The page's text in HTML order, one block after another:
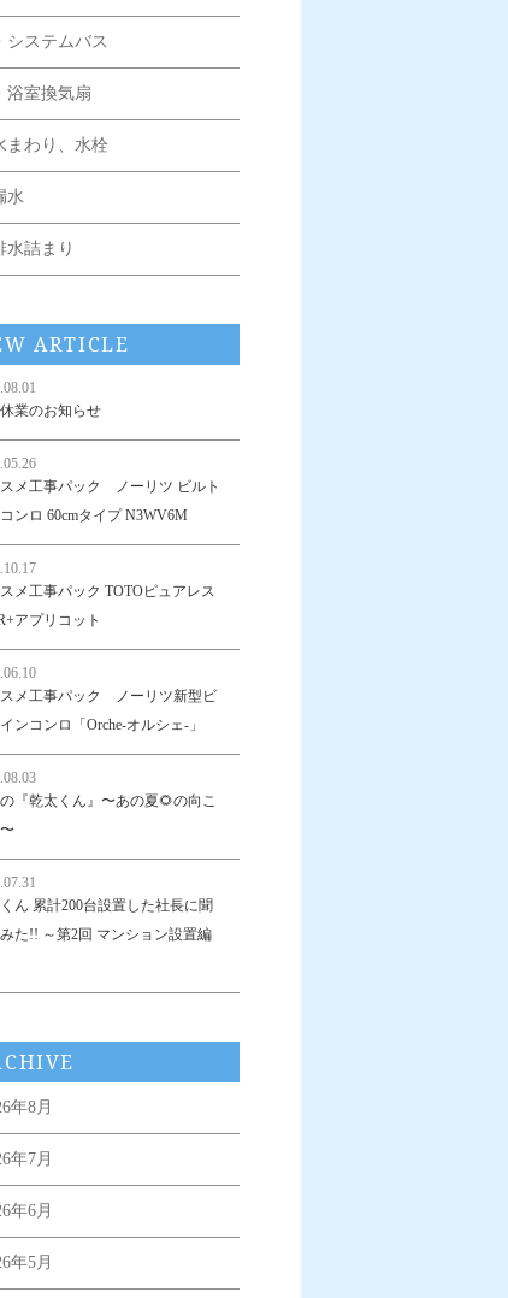
ステムバス
室換気扇
まわり、水栓
水
水詰まり
ARTICLE
業のお知らせ
メ工事パック ノーリツ ビルト
ンロ 60cmタイプ N3WV6M
メ工事パック TOTOピュアレス
アプリコット
メ工事パック ノーリツ新型ビ
ンコンロ「Orche-オルシェ-」
『乾太くん』〜あの夏🌻の向こ
ん 累計200台設置した社長に聞
た!! ～第2回 マンション設置編
年8月
年7月
年6月
年5月